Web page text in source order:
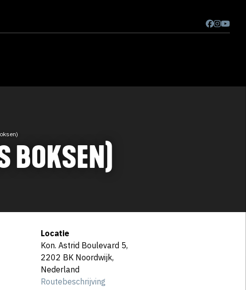
BOKSEN)
Locatie
Kon. Astrid Boulevard 5,
2202 BK Noordwijk,
Nederland
Routebeschrijving